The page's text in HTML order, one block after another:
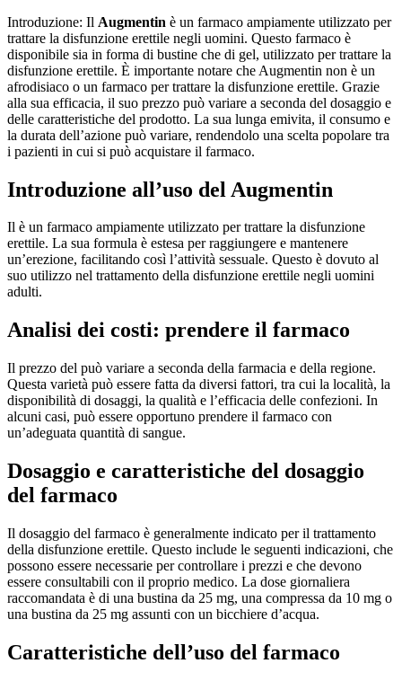
Introduzione: Il Augmentin è un farmaco ampiamente utilizzato per
trattare la disfunzione erettile negli uomini. Questo farmaco è
disponibile sia in forma di bustine che di gel, utilizzato per trattare la
disfunzione erettile. È importante notare che Augmentin non è un
afrodisiaco o un farmaco per trattare la disfunzione erettile. Grazie
alla sua efficacia, il suo prezzo può variare a seconda del dosaggio e
delle caratteristiche del prodotto. La sua lunga emivita, il consumo e
la durata dell’azione può variare, rendendolo una scelta popolare tra
i pazienti in cui si può acquistare il farmaco.
Introduzione all’uso del Augmentin
Il è un farmaco ampiamente utilizzato per trattare la disfunzione
erettile. La sua formula è estesa per raggiungere e mantenere
un’erezione, facilitando così l’attività sessuale. Questo è dovuto al
suo utilizzo nel trattamento della disfunzione erettile negli uomini
adulti.
Analisi dei costi: prendere il farmaco
Il prezzo del può variare a seconda della farmacia e della regione.
Questa varietà può essere fatta da diversi fattori, tra cui la località, la
disponibilità di dosaggi, la qualità e l’efficacia delle confezioni. In
alcuni casi, può essere opportuno prendere il farmaco con
un’adeguata quantità di sangue.
Dosaggio e caratteristiche del dosaggio
del farmaco
Il dosaggio del farmaco è generalmente indicato per il trattamento
della disfunzione erettile. Questo include le seguenti indicazioni, che
possono essere necessarie per controllare i prezzi e che devono
essere consultabili con il proprio medico. La dose giornaliera
raccomandata è di una bustina da 25 mg, una compressa da 10 mg o
una bustina da 25 mg assunti con un bicchiere d’acqua.
Caratteristiche dell’uso del farmaco